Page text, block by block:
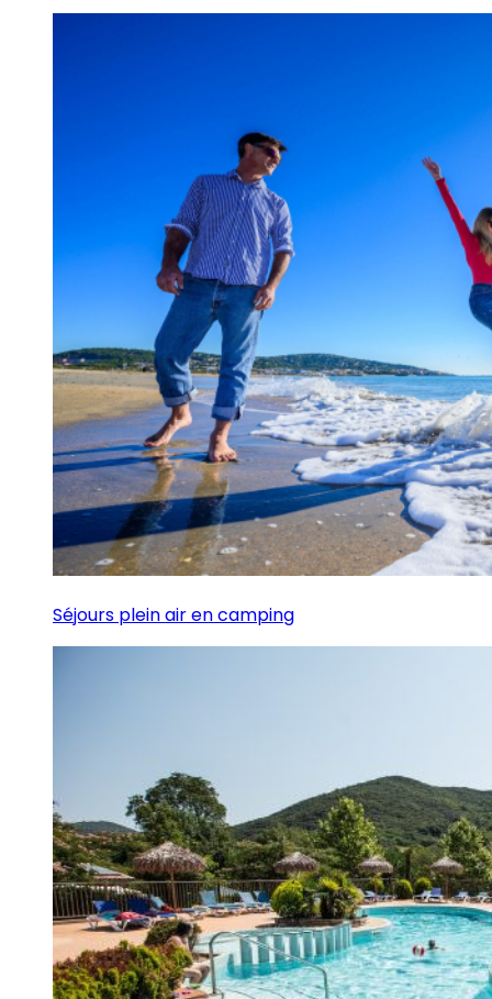
Séjours plein air en camping